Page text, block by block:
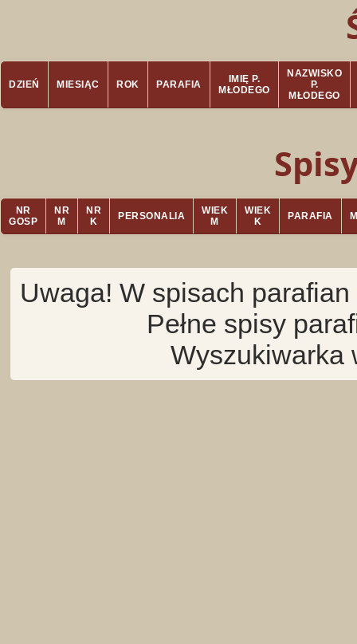
DZIEŃ MIESIĄC ROK PARAFIA
IMIĘ P.
MŁODEGO
NAZWISKO
P.
MŁODEGO
NR
GOSP
NR
M
NR
K
PERSONALIA
WIEK
M
WIEK
K
PARAFIA
Uwaga! W spisach
Pełne spisy
Wyszukiwarka